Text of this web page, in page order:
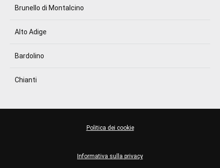
Brunello di Montalcino
Alto Adige
Bardolino
Chianti
Informativa sulla privacy
Politica dei cookie